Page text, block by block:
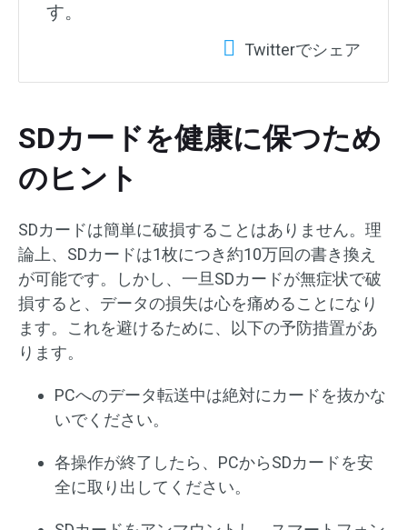
す。
Twitterでシェア
SDカードを健康に保つため
のヒント
SDカードは簡単に破損することはありません。理
論上、SDカードは1枚につき約10万回の書き換え
が可能です。しかし、一旦SDカードが無症状で破
損すると、データの損失は心を痛めることになり
ます。これを避けるために、以下の予防措置があ
ります。
PCへのデータ転送中は絶対にカードを抜かな
いでください。
各操作が終了したら、PCからSDカードを安
全に取り出してください。